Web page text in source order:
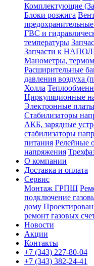
Комплектующие
Блоки розжига
ГВС и
температуры
Запчасти к
Манометры,
Расширительные
давления воздуха
Холла
Циркуляционные
Электронные платы
Стабилизаторы
АКБ, зарядные
стабилизаторы
питания Релейные
напряжения
О компании
Доставка и оплата
Сервис
Монтаж ГРПШ
подключение
дому
ремонт газовых
Новости
Акции
Контакты
+7 (343) 227-80-04
+7 (343) 382-24-41